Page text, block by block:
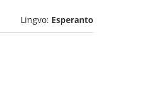
Lingvo: Esperanto